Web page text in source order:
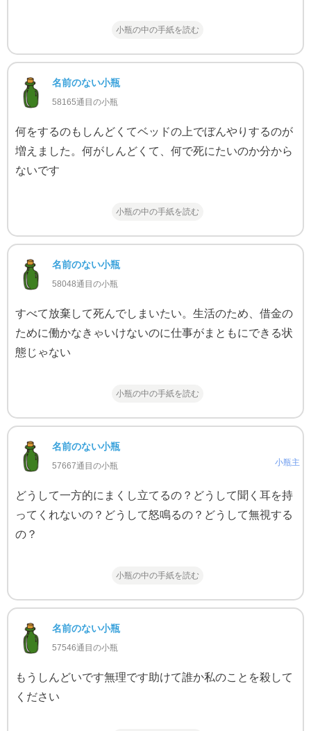
小瓶の中の手紙を読む
名前のない小瓶
58165通目の小瓶
何をするのもしんどくてベッドの上でぼんやりするのが
増えました。何がしんどくて、何で死にたいのか分から
ないです
小瓶の中の手紙を読む
名前のない小瓶
58048通目の小瓶
すべて放棄して死んでしまいたい。生活のため、借金の
ために働かなきゃいけないのに仕事がまともにできる状
態じゃない
小瓶の中の手紙を読む
名前のない小瓶
57667通目の小瓶 小瓶主
どうして一方的にまくし立てるの？どうして聞く耳を持
ってくれないの？どうして怒鳴るの？どうして無視する
の？
小瓶の中の手紙を読む
名前のない小瓶
57546通目の小瓶
もうしんどいです無理です助けて誰か私のことを殺して
ください